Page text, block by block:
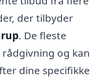
der tilbyder
. De fleste
og kan
dine specifikke